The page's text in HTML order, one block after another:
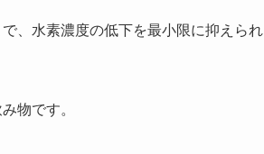
、水素濃度の低下を最小限に抑えられ
物です。